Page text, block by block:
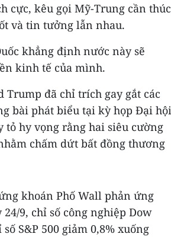
cực, kêu gọi Mỹ-Trung cần thúc
và tin tưởng lẫn nhau.
khẳng định nước này sẽ
kinh tế của mình.
Trump đã chỉ trích gay gắt các
bài phát biểu tại kỳ họp Đại hội
tỏ hy vọng rằng hai siêu cường
chấm dứt bất đồng thương
khoán Phố Wall phản ứng
9, chỉ số công nghiệp Dow
S&P 500 giảm 0,8% xuống